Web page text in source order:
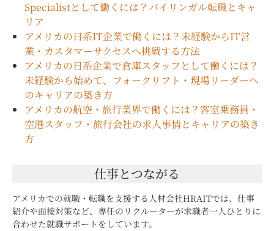
Specialistとして働くには？バイリンガル転職とキャ
リア
アメリカの日系IT企業で働くには？未経験からIT営
業・カスタマーサクセスへ挑戦する方法
アメリカの日系企業で倉庫スタッフとして働くには？
未経験から始めて、フォークリフト・現場リーダーへ
のキャリアの築き方
アメリカの航空・旅行業界で働くには？客室乗務員・
空港スタッフ・旅行会社の求人事情とキャリアの築き
方
仕事とつながる
アメリカでの就職・転職を支援する人材会社HRAITでは、仕事
紹介や面接対策など、専任のリクルーターが求職者一人ひとりに
合わせた就職サポートをしています。